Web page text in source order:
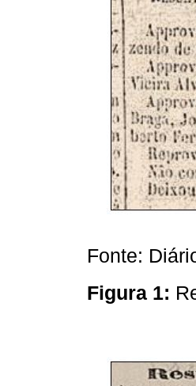
Fonte:
Figura 1: